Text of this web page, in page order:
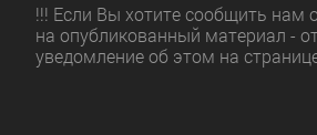
!!! Если Вы хотите сообщить нам
на опубликованный материал -
уведомление об этом на